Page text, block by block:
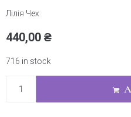
Лілія Чех
440,00 ₴
716 in stock